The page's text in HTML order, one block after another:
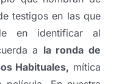
testigos en las que
en identificar al
a la ronda de
Habituales, mítica